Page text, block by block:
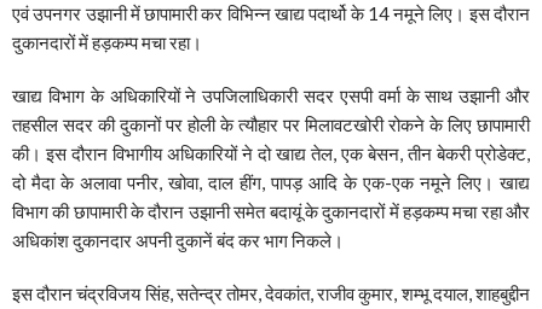
एवं उपनगर उझानी में छापामारी कर विभिन्न खाद्य पदार्थो के 14 नमूने लिए। इस दौरान
दुकानदारों में हड़कम्प मचा रहा।
खाद्य विभाग के अधिकारियों ने उपजिलाधिकारी सदर एसपी वर्मा के साथ उझानी और
तहसील सदर की दुकानों पर होली के त्यौहार पर मिलावटखोरी रोकने के लिए छापामारी
की। इस दौरान विभागीय अधिकारियों ने दो खाद्य तेल, एक बेसन, तीन बेकरी प्रोडेक्ट,
दो मैदा के अलावा पनीर, खोवा, दाल हींग, पापड़ आदि के एक-एक नमूने लिए। खाद्य
विभाग की छापामारी के दौरान उझानी समेत बदायूं के दुकानदारों में हड़कम्प मचा रहा और
अधिकांश दुकानदार अपनी दुकानें बंद कर भाग निकले।
इस दौरान चंद्रविजय सिंह, सतेन्द्र तोमर, देवकांत, राजीव कुमार, शम्भू दयाल, शाहबुद्दीन